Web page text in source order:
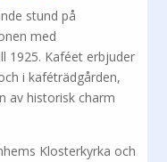
stund på
med
1925. Kaféet erbjuder
i kaféträdgården,
av historisk charm
Klosterkyrka och